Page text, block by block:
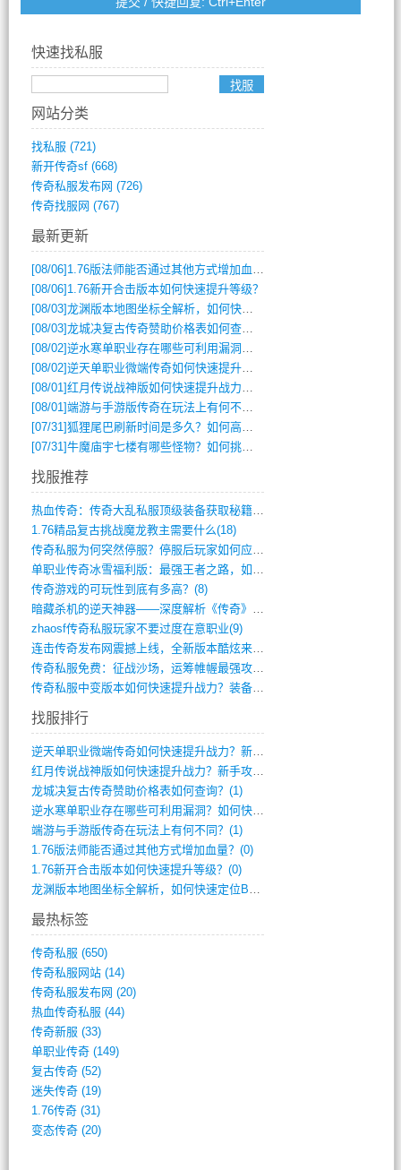
快速找私服
网站分类
找私服 (721)
新开传奇sf(668)
传奇私服发布网 (726)
传奇找服网 (767)
最新更新
[08/06] 1.76版法师能否通过其他方式增加血量？
[08/06] 1.76新开合击版本如何快速提升等级？
[08/03]龙渊版本地图坐标全解析，如何快速定位BOSS位置？
[08/03]龙城决复古传奇赞助价格表如何查询？
[08/02]逆水寒单职业存在哪些可利用漏洞？如何快速提升战力？
[08/02]逆天单职业微端传奇如何快速提升战力？新手必看攻略
[08/01]红月传说战神版如何快速提升战力？新手攻略全解析？
[08/01]端游与手游版传奇在玩法上有何不同？
[07/31]狐狸尾巴刷新时间是多久？如何高效获取传奇手游中的狐狸尾巴？
[07/31]牛魔庙宇七楼有哪些怪物？如何挑战它们？
找服推荐
热血传奇：传奇大乱私服顶级装备获取秘籍(887)
1.76精品复古挑战魔龙教主需要什么(18)
传奇私服为何突然停服？停服后玩家如何应对(744)
单职业传奇冰雪福利版：最强王者之路，如何(659)
传奇游戏的可玩性到底有多高？(8)
暗藏杀机的逆天神器——深度解析《传奇》祈(374)
zhaosf传奇私服玩家不要过度在意职业(9)
连击传奇发布网震撼上线，全新版本酷炫来袭(12)
传奇私服免费：征战沙场，运筹帷幄最强攻城(516)
传奇私服中变版本如何快速提升战力？装备强(1012)
找服排行
逆天单职业微端传奇如何快速提升战力？新手(2)
红月传说战神版如何快速提升战力？新手攻略(2)
龙城决复古传奇赞助价格表如何查询？(1)
逆水寒单职业存在哪些可利用漏洞？如何快速(1)
端游与手游版传奇在玩法上有何不同？(1)
1.76版法师能否通过其他方式增加血量？(0)
1.76新开合击版本如何快速提升等级？(0)
龙渊版本地图坐标全解析，如何快速定位BO(0)
最热标签
传奇私服 (650)
传奇私服网站(14)
传奇私服发布网 (20)
热血传奇私服 (44)
传奇新服 (33)
单职业传奇(149)
复古传奇(52)
迷失传奇(19)
1.76传奇(31)
变态传奇(20)